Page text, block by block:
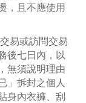
，且不應使用
易或訪問交易
後七日內，以
無須說明理由
」拆封之個人
身內衣褲、刮